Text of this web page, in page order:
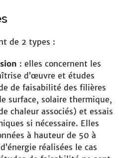
de 2 types :
: elles concernent les
d’œuvre et études
de faisabilité des filières
surface, solaire thermique,
chaleur associés) et essais
si nécessaire. Elles
à hauteur de 50 à
réalisées le cas